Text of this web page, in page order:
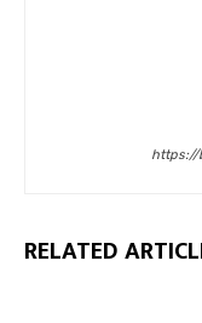
https://
RELATED